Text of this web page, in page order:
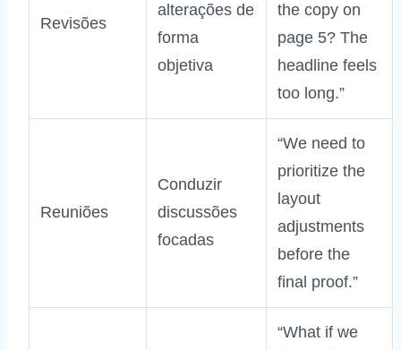
Revisões
alterações de
forma
objetiva
the copy on
page 5? The
headline feels
too long.”
Reuniões
Conduzir
discussões
focadas
“We need to
prioritize the
layout
adjustments
before the
final proof.”
“What if we